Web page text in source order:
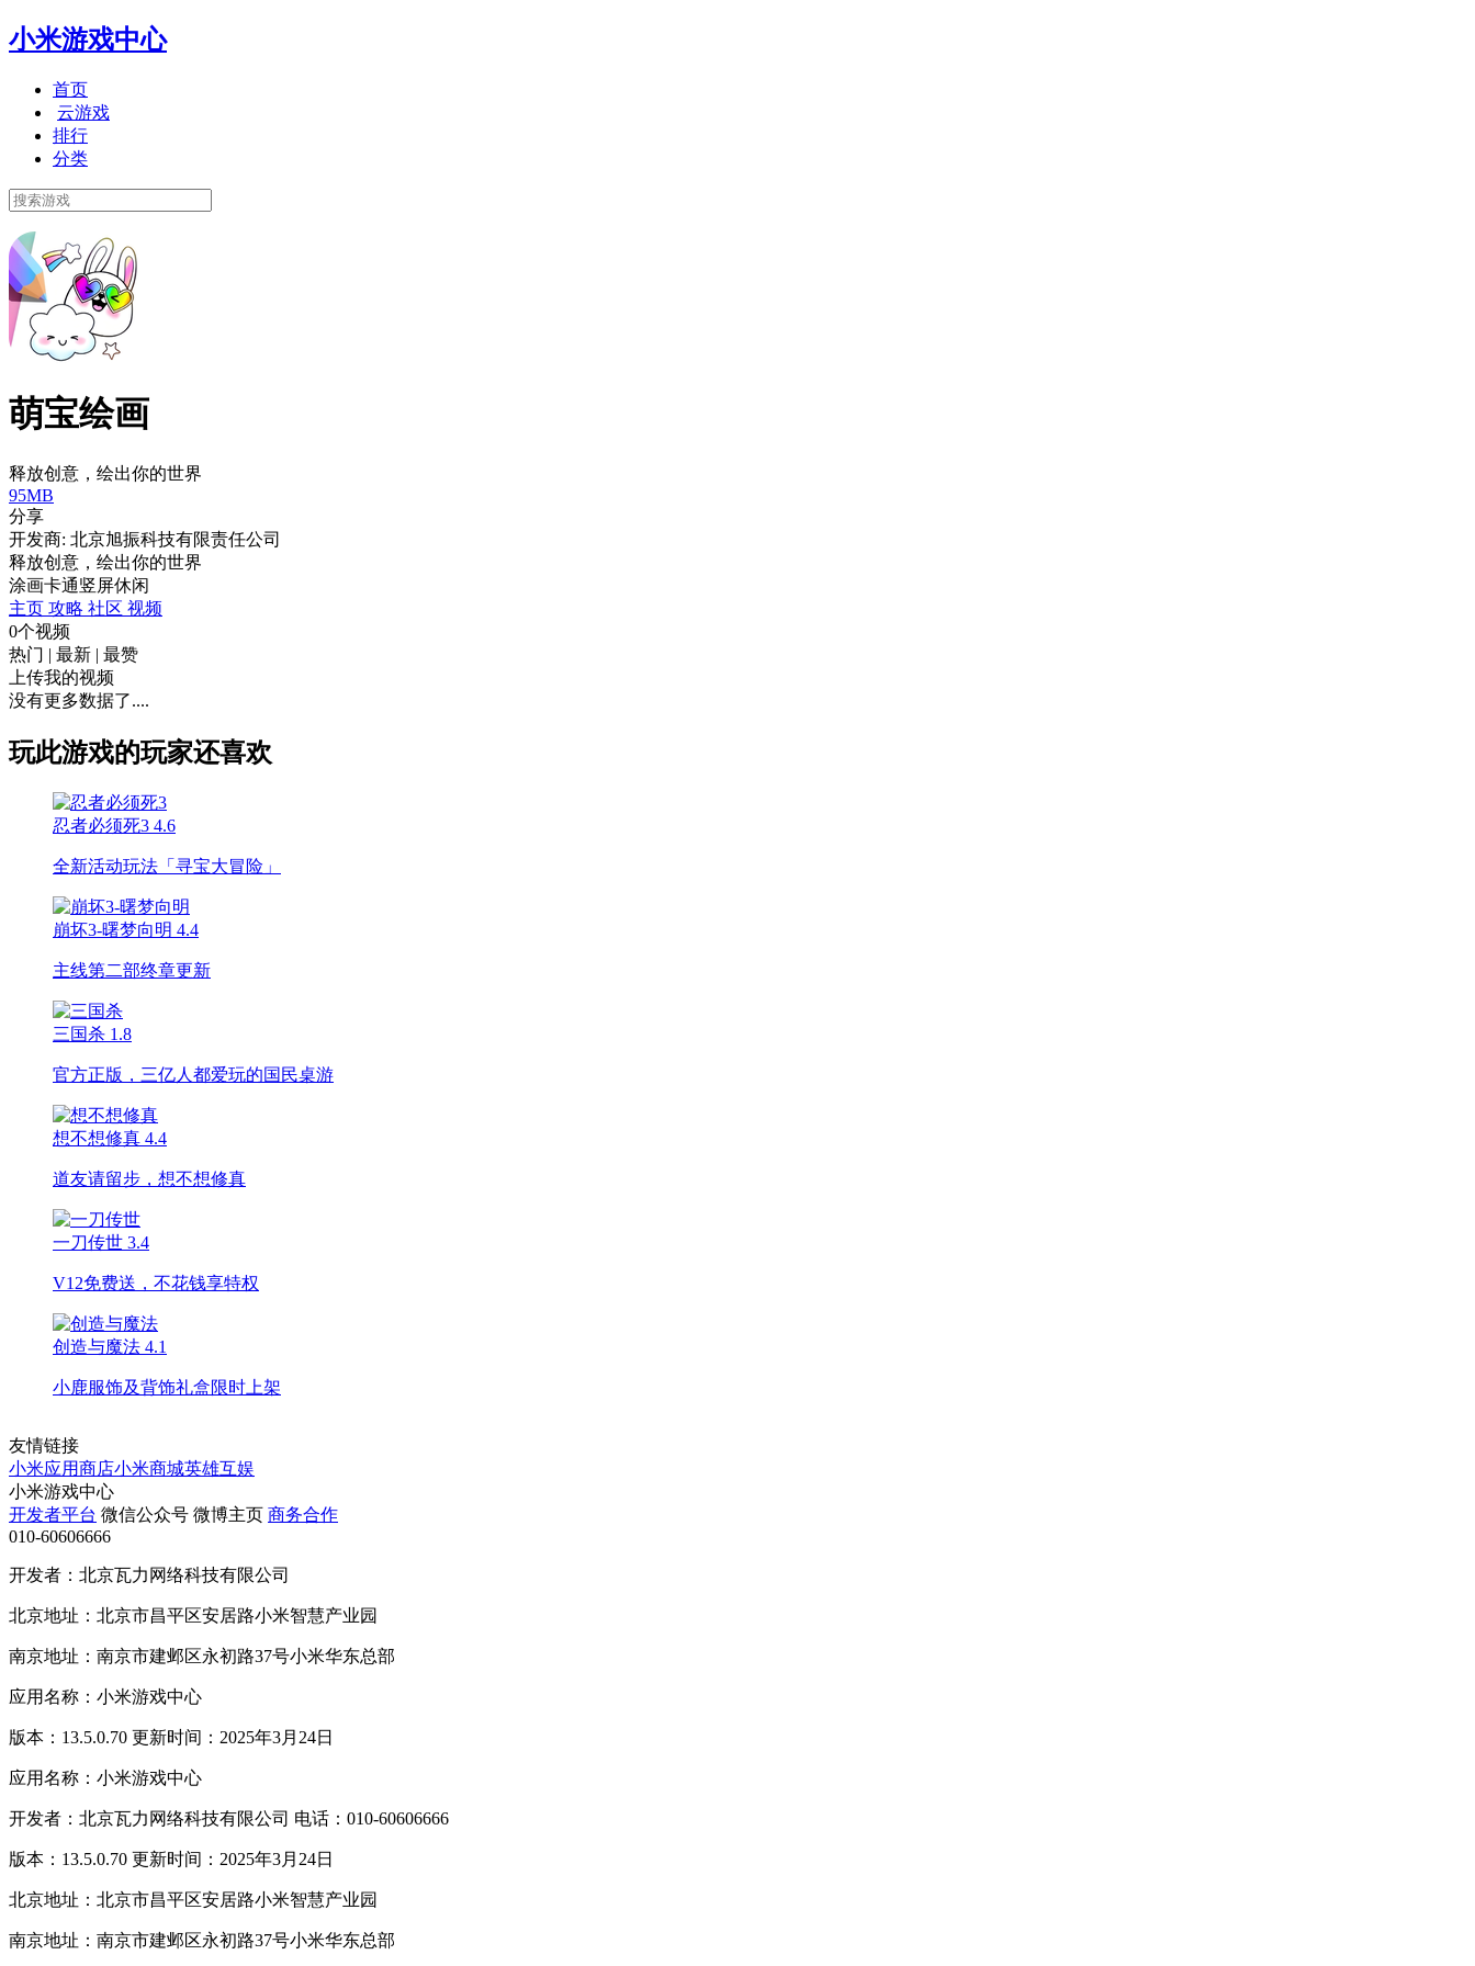
小米游戏中心
首页
云游戏
排行
分类
萌宝绘画
释放创意，绘出你的世界
95MB
分享
开发商: 北京旭振科技有限责任公司
释放创意，绘出你的世界
涂画卡通竖屏休闲
主页 攻略 社区 视频
0个视频
热门 | 最新 | 最赞
上传我的视频
没有更多数据了....
玩此游戏的玩家还喜欢
忍者必须死3 4.6
全新活动玩法「寻宝大冒险」
崩坏3-曙梦向明 4.4
主线第二部终章更新
三国杀 1.8
官方正版，三亿人都爱玩的国民桌游
想不想修真 4.4
道友请留步，想不想修真
一刀传世 3.4
V12免费送，不花钱享特权
创造与魔法 4.1
小鹿服饰及背饰礼盒限时上架
友情链接
小米应用商店小米商城英雄互娱
小米游戏中心
开发者平台 微信公众号 微博主页 商务合作
010-60606666
开发者：北京瓦力网络科技有限公司
北京地址：北京市昌平区安居路小米智慧产业园
南京地址：南京市建邺区永初路37号小米华东总部
应用名称：小米游戏中心
版本：13.5.0.70 更新时间：2025年3月24日
应用名称：小米游戏中心
开发者：北京瓦力网络科技有限公司 电话：010-60606666
版本：13.5.0.70 更新时间：2025年3月24日
北京地址：北京市昌平区安居路小米智慧产业园
南京地址：南京市建邺区永初路37号小米华东总部